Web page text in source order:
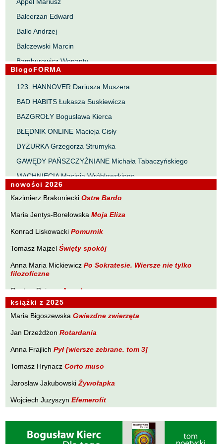
Balcerzan Edward
Ballo Andrzej
Bałczewski Marcin
Bamburowicz Wenanty
Bawołek Waldemar
Bereza Henryk
Berezin Kostia
Bielawa Jacek
Biernacka Alina
Bieszczad Maciej
Bigoszewska Maria
Bitner Dariusz
Błahy Jarosław
Chojnowski Zbigniew
Cichowlas Robert
Cisło Maciej
Czaplewski Wojciech
Czuku Marek
Drobnik Łukasz
Drzewucki Janusz
Fajfer Kazimierz
BlogoFORMA
123. HANNOVER Dariusza Muszera
BAD HABITS Łukasza Suskiewicza
BAZGROŁY Bogusława Kierca
BŁĘDNIK ONLINE Macieja Cisły
DYŻURKA Grzegorza Strumyka
GAWĘDY PAŃSZCZYŹNIANE Michała Tabaczyńskiego
MACHNIĘCIA Macieja Wróblewskiego
MAŁOMIASTECZKOWE ZRYWY Zbigniewa Wojciechowicza
PISMO SZYBKIE Marty Zelwan
PLANETA Ewy Sonnenberg
PONIEWCZASIE. Eugeniusz Tkaczyszyn-Dycki
POPNARRACJE Łukasza Drobnika
PURPURA Izabeli Szolc
WĘDRÓWKI NIEWĘDRUJĄCEGO Ryszarda Lenca
Z DALA OD ZGIEŁKU Tadeusza Zubińskiego
nowości 2026
Kazimierz BrakonieckiOstre Bardo
Maria Jentys-BorelowskaMoja Eliza
Konrad LiskowackiPomurnik
Tomasz MajzelŚwięty spokój
Anna Maria MickiewiczPo Sokratesie. Wiersze nie tylko
filozoficzne
Gustaw RajmusAngst
Karol SamselAutodafe 9
książki z 2025
Maria BigoszewskaGwiezdne zwierzęta
Jan DrzeżdżonRotardania
Anna FrajlichPył [wiersze zebrane. tom 3]
Tomasz HrynaczCorto muso
Jarosław JakubowskiŻywołapka
Wojciech JuzyszynEfemerofit
Andrzej KopackiAgrygent